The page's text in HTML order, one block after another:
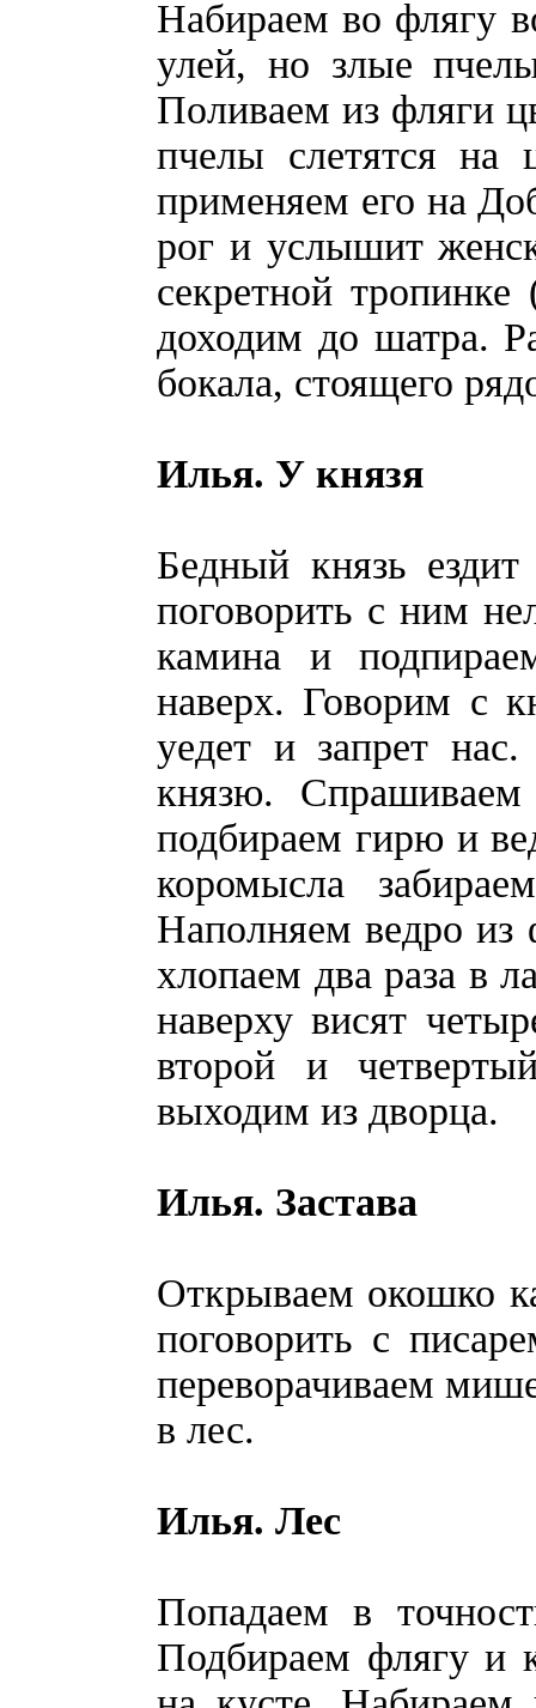
Набираем во флягу
улей, но злые
Поливаем из фляги
пчелы слетятся на
применяем его на
рог и услышит
секретной тропинке
доходим до шатра.
бокала, стоящего
Илья. У князя
Бедный князь
поговорить с ним
камина и
наверх. Говорим с
уедет и запрет
князю.
подбираем гирю и
коромысла
Наполняем ведро
хлопаем два раза в
наверху висят
второй и
выходим из дворца.
Илья. Застава
Открываем окошко
поговорить с
переворачиваем
в лес.
Илья. Лес
Попадаем в
Подбираем флягу и